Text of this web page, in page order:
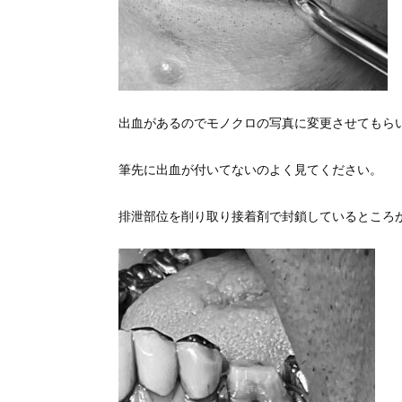
出血があるのでモノクロの写真に変更させてもら
筆先に出血が付いてないのよく見てください。
排泄部位を削り取り接着剤で封鎖しているところ